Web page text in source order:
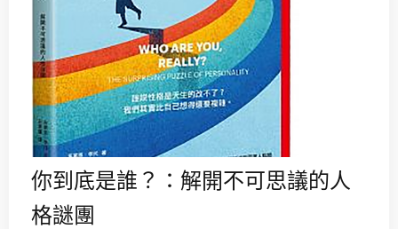
你到底是誰？：解開不可思議的人
格謎團